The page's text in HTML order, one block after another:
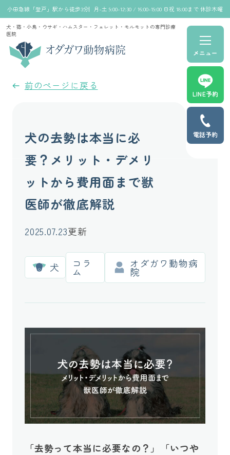
犬・猫・小鳥・ウサギ・ハムスター・フェレット・モルモットの専門診療
医院
小田急線「登戸」駅から徒歩3分 月-土 9:00-12:30 / 16:00-19:00 日祝 18:00まで 休診木曜
LINE予約
電話予約
メニュー
前のページに戻る
犬の去勢は本当に必
要？メリット・デメリ
ットから費用面まで獣
医師が徹底解説
犬 コラ
ム
オダガワ動物病
院
2025.07.23更新
「去勢って本当に必要なの？」「いつや